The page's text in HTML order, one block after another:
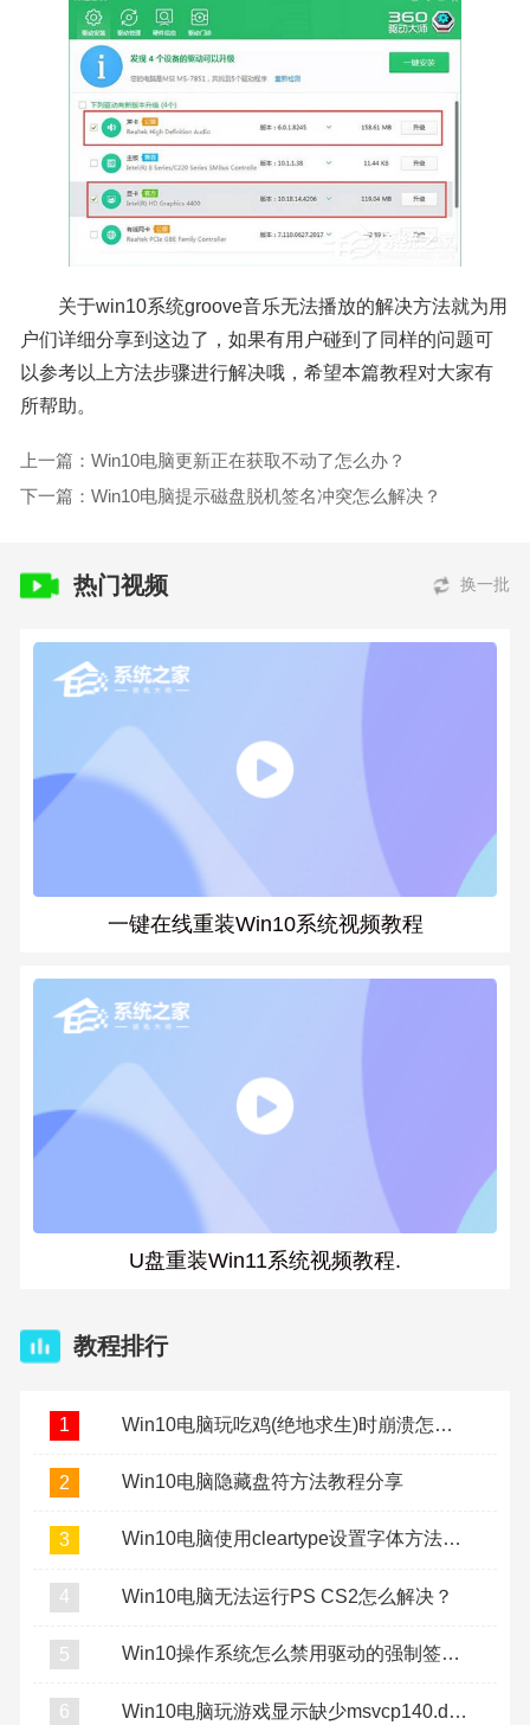
关于win10系统groove音乐无法播放的解决方法就为用
户们详细分享到这边了，如果有用户碰到了同样的问题可
以参考以上方法步骤进行解决哦，希望本篇教程对大家有
所帮助。
上一篇：Win10电脑更新正在获取不动了怎么办？
下一篇：Win10电脑提示磁盘脱机签名冲突怎么解决？
热门视频 换一批
一键在线重装Win10系统视频教程
U盘重装Win11系统视频教程.
教程排行
1 Win10电脑玩吃鸡(绝地求生)时崩溃怎么办？
2 Win10电脑隐藏盘符方法教程分享
3 Win10电脑使用cleartype设置字体方法教程
4 Win10电脑无法运行PS CS2怎么解决？
5 Win10操作系统怎么禁用驱动的强制签名？
6 Win10电脑玩游戏显示缺少msvcp140.dll怎么办？